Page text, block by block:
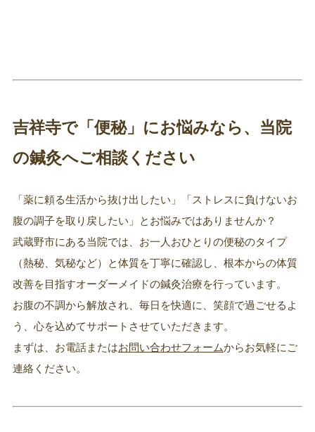
吉祥寺で「便秘」にお悩みなら、当院
の鍼灸へご相談ください
「薬に頼る生活から抜け出したい」「ストレスに負けないお
腹の調子を取り戻したい」とお悩みではありませんか？
武蔵野市にある当院では、お一人おひとりの便秘のタイプ
（熱秘、気秘など）と体質を丁寧に確認し、根本からの体質
改善を目指すオーダーメイドの鍼灸治療を行っています。
お腹の不調から解放され、毎日を快適に、笑顔で過ごせるよ
う、心を込めてサポートさせていただきます。
まずは、お電話またはお問い合わせフォームからお気軽にご
連絡ください。